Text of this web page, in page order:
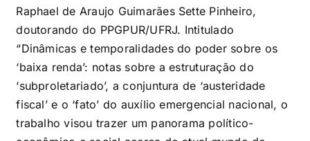
Raphael de Araujo Guimarães Sette Pinheiro,
doutorando do PPGPUR/UFRJ. Intitulado
“Dinâmicas e temporalidades do poder sobre os
‘baixa renda’: notas sobre a estruturação do
‘subproletariado’, a conjuntura de ‘austeridade
fiscal’ e o ‘fato’ do auxílio emergencial nacional, o
trabalho visou trazer um panorama político-